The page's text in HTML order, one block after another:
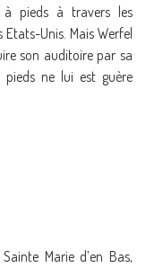
à pieds à travers les
Etats-Unis. Mais Werfel
son auditoire par sa
pieds ne lui est guère
Marie d’en Bas,